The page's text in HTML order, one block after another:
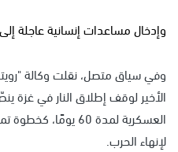
وإدخال مساعدات إنسانية عاجلة
وفي سياق متصل، نقلت وكالة
الأخير لوقف إطلاق النار في
العسكرية لمدة 60
لإنهاء الحرب.